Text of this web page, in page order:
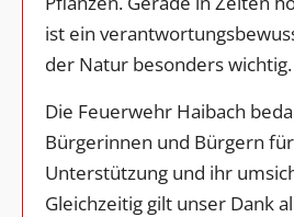
ist ein
der Natur besonders wichtig.
Die Feuerwehr Haibach
Bürgerinnen und Bürgern
Unterstützung und ihr
Gleichzeitig gilt unser Dank